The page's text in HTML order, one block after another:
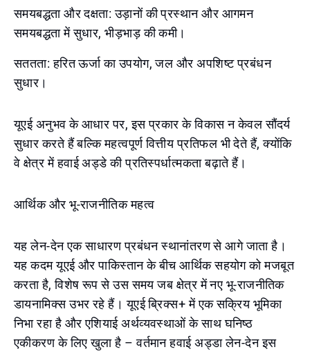
समयबद्धता और दक्षता: उड़ानों की प्रस्थान और आगमन
समयबद्धता में सुधार, भीड़भाड़ की कमी।
सततता: हरित ऊर्जा का उपयोग, जल और अपशिष्ट प्रबंधन
सुधार।
यूएई अनुभव के आधार पर, इस प्रकार के विकास न केवल सौंदर्य
सुधार करते हैं बल्कि महत्वपूर्ण वित्तीय प्रतिफल भी देते हैं, क्योंकि
वे क्षेत्र में हवाई अड्डे की प्रतिस्पर्धात्मकता बढ़ाते हैं।
आर्थिक और भू-राजनीतिक महत्व
यह लेन-देन एक साधारण प्रबंधन स्थानांतरण से आगे जाता है।
यह कदम यूएई और पाकिस्तान के बीच आर्थिक सहयोग को मजबूत
करता है, विशेष रूप से उस समय जब क्षेत्र में नए भू-राजनीतिक
डायनामिक्स उभर रहे हैं। यूएई ब्रिक्स+ में एक सक्रिय भूमिका
निभा रहा है और एशियाई अर्थव्यवस्थाओं के साथ घनिष्ठ
एकीकरण के लिए खुला है – वर्तमान हवाई अड्डा लेन-देन इस